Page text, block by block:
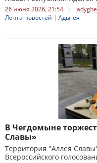
26 июня 2026, 21:54 |
Лента новостей | Адыгея
В Чегдомыне
Славы»
Территория "Аллея
Всероссийского